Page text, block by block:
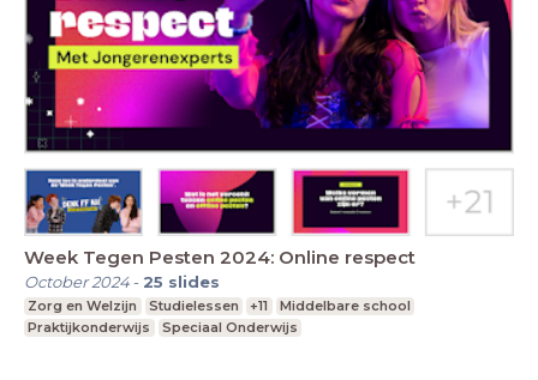
Week Tegen Pesten 2024: Online respect
October 2024- 25 slides
Zorg en Welzijn Studielessen +11
Middelbare school
Praktijkonderwijs
Speciaal Onderwijs